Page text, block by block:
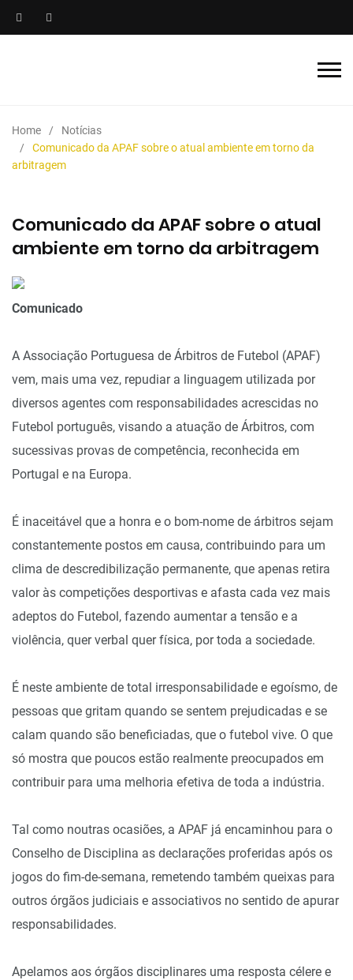
Home
Notícias
Comunicado da APAF sobre o atual ambiente em torno da
arbitragem
Comunicado da APAF sobre o atual
ambiente em torno da arbitragem
Comunicado
A Associação Portuguesa de Árbitros de Futebol (APAF)
vem, mais uma vez, repudiar a linguagem utilizada por
diversos agentes com responsabilidades acrescidas no
Futebol português, visando a atuação de Árbitros, com
sucessivas provas de competência, reconhecida em
Portugal e na Europa.
É inaceitável que a honra e o bom-nome de árbitros sejam
constantemente postos em causa, contribuindo para um
clima de descredibilização permanente, que apenas retira
valor às competições desportivas e afasta cada vez mais
adeptos do Futebol, fazendo aumentar a tensão e a
violência, quer verbal quer física, por toda a sociedade.
É neste ambiente de total irresponsabilidade e egoísmo, de
pessoas que gritam quando se sentem prejudicadas e se
calam quando são beneficiadas, que o futebol vive. O que
só mostra que poucos estão realmente preocupados em
contribuir para uma melhoria efetiva de toda a indústria.
Tal como noutras ocasiões, a APAF já encaminhou para o
Conselho de Disciplina as declarações proferidas após os
jogos do fim-de-semana, remetendo também queixas para
outros órgãos judiciais e associativos no sentido de apurar
responsabilidades.
Apelamos aos órgãos disciplinares uma resposta célere e